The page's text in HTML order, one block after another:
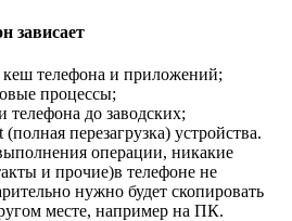
зависает
телефона и приложений;
процессы;
телефона до заводских;
перезагрузка) устройства.
операции, никакие
и прочие)в телефоне не
нужно будет скопировать
месте, например на ПК.